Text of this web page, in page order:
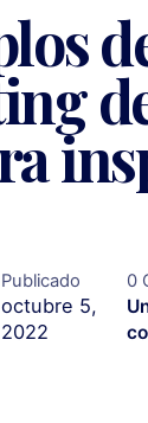
Publicado
octubre 5,
2022
0